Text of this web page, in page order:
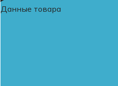
Данные товара